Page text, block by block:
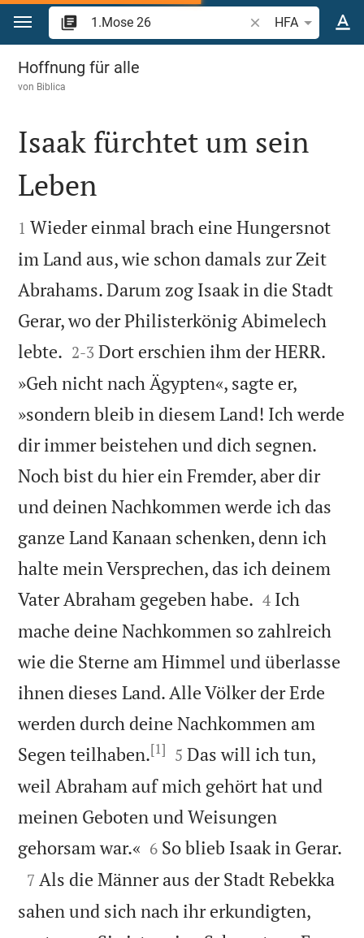
Zum Inhalt springen
Bibelstelle oder
HFA
1.Mose 26
Hoffnung für alle
von Biblica

Isaak fürchtet um sein
Leben

1 Wieder einmal brach eine Hungersnot
im Land aus, wie schon damals zur Zeit
Abrahams. Darum zog Isaak in die Stadt
Gerar, wo der Philisterkönig Abimelech
lebte. 

2-3 Dort erschien ihm der HERR.
»Geh nicht nach Ägypten«, sagte er,
»sondern bleib in diesem Land! Ich werde
dir immer beistehen und dich segnen.
Noch bist du hier ein Fremder, aber dir
und deinen Nachkommen werde ich das
ganze Land Kanaan schenken, denn ich
halte mein Versprechen, das ich deinem
Vater Abraham gegeben habe. 

4 Ich
mache deine Nachkommen so zahlreich
wie die Sterne am Himmel und überlasse
ihnen dieses Land. Alle Völker der Erde
werden durch deine Nachkommen am
Segen teilhaben.[1] 

5 Das will ich tun,
weil Abraham auf mich gehört hat und
meinen Geboten und Weisungen
gehorsam war.« 

6 So blieb Isaak in Gerar.

7 Als die Männer aus der Stadt Rebekka
sahen und sich nach ihr erkundigten,